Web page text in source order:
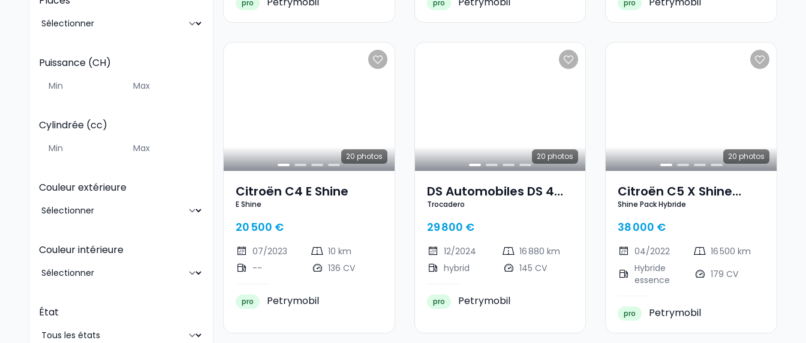
Puissance (CH)
Cylindrée (cc)
Couleur extérieure
Couleur intérieure
État
pro pro pro
20 photos
Citroën C4 E Shine
E Shine
20 500 €
07/2023
10 km
--
136 CV
pro Petrymobil
20 photos
DS Automobiles DS 4
Trocadero
Trocadero
29 800 €
12/2024
16 880 km
hybrid
145 CV
pro Petrymobil
20 photos
Citroën C5 X Shine
Pack Hybride
Shine Pack Hybride
38 000 €
04/2022
16 500 km
Hybride
essence
179 CV
pro Petrymobil